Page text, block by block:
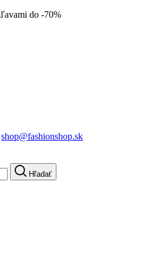
do -70%
shop@fashionshop.sk
Hľadať